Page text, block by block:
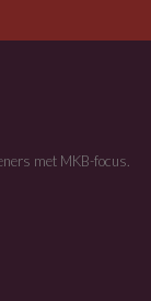
met MKB-focus.